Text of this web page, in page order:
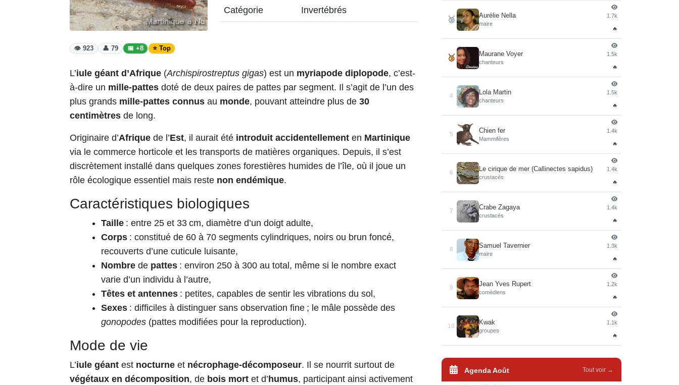
Catégorie Invertébrés
👁️ 923 👤 79 📅 +8 ⭐ Top
L’iule géant d’Afrique (Archispirostreptus gigas) est un myriapode diplopode, c’est-
à-dire un mille-pattes doté de deux paires de pattes par segment. Il s’agit de l’un des
plus grands mille-pattes connus au monde, pouvant atteindre plus de 30
centimètres de long.
Originaire d’Afrique de l’Est, il aurait été introduit accidentellement en Martinique
via le commerce horticole et les transports de matières organiques. Depuis, il s’est
discrètement installé dans quelques zones forestières humides de l’île, où il joue un
rôle écologique essentiel mais reste non endémique.
Caractéristiques biologiques
Taille : entre 25 et 33 cm, diamètre d’un doigt adulte,
Corps : constitué de 60 à 70 segments cylindriques, noirs ou brun foncé,
recouverts d’une cuticule luisante,
Nombre de pattes : environ 250 à 300 au total, même si le nombre exact
varie d’un individu à l’autre,
Têtes et antennes : petites, capables de sentir les vibrations du sol,
Sexes : difficiles à distinguer sans observation fine ; le mâle possède des
gonopodes (pattes modifiées pour la reproduction).
Mode de vie
L’iule géant est nocturne et nécrophage-décomposeur. Il se nourrit surtout de
végétaux en décomposition, de bois mort et d’ humus, participant ainsi activement
🥈 Aurélie Nella
maire
1.7k
🔥
🥉 Maurane Voyer
chanteurs
1.5k
🔥
4
Lola Martin
chanteurs
1.5k
🔥
5
Chien fer
Mammifères
1.4k
🔥
6
Le cirique de mer (Callinectes sapidus)
crustacés
1.4k
🔥
7
Crabe Zagaya
crustacés
1.4k
🔥
8
Samuel Tavernier
maire
1.3k
🔥
9
Jean Yves Rupert
comédiens
1.2k
🔥
10
Kwak
groupes
1.1k
🔥
Agenda Août Tout voir →